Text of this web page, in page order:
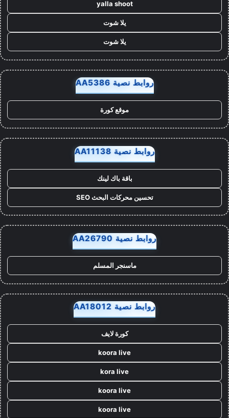
yalla shoot
يلا شوت
يلا شوت
روابط نصية AA5386
موقع كورة
روابط نصية AA11138
باقة باك لينك
تحسين محركات البحث SEO
روابط نصية AA26790
ماسنجر المسلم
روابط نصية AA18012
كورة لايف
koora live
kora live
koora live
koora live